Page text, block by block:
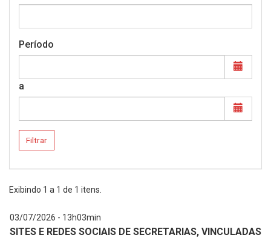
Período
a
Filtrar
Exibindo 1 a 1 de 1 itens.
03/07/2026 - 13h03min
SITES E REDES SOCIAIS DE SECRETARIAS, VINCULADAS